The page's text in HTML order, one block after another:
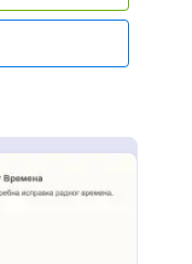
алат за